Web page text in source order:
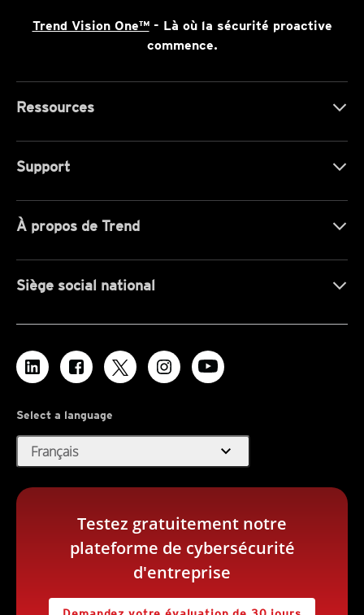
Trend Vision One™- Là où la sécurité proactive
commence.
Ressources
Support
À propos de Trend
Siège social national
Select a language
Français expand_more
Testez gratuitement notre
plateforme de cybersécurité
d'entreprise